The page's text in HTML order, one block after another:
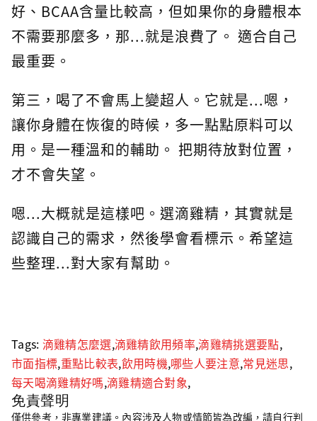
好、BCAA含量比較高，但如果你的身體根本
不需要那麼多，那...就是浪費了。 適合自己
最重要。
第三，喝了不會馬上變超人。它就是...嗯，
讓你身體在恢復的時候，多一點點原料可以
用。是一種溫和的輔助。 把期待放對位置，
才不會失望。
嗯...大概就是這樣吧。選滴雞精，其實就是
認識自己的需求，然後學會看標示。希望這
些整理...對大家有幫助。
Tags: 滴雞精怎麼選,滴雞精飲用頻率,滴雞精挑選要點,
市面指標,重點比較表,飲用時機,哪些人要注意,常見迷思,
每天喝滴雞精好嗎,滴雞精適合對象,
免責聲明
僅供參考，非專業建議。內容涉及人物或情節皆為改編，請自行判